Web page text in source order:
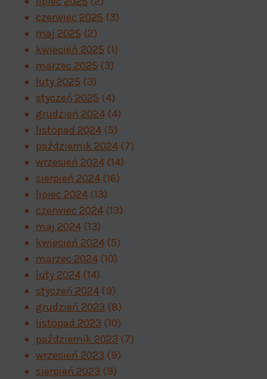
czerwiec 2025 (3)
maj 2025 (2)
kwiecień 2025 (1)
marzec 2025 (3)
luty 2025 (3)
styczeń 2025 (4)
grudzień 2024 (4)
listopad 2024 (5)
październik 2024 (7)
wrzesień 2024 (14)
sierpień 2024 (16)
lipiec 2024 (13)
czerwiec 2024 (13)
maj 2024 (13)
kwiecień 2024 (5)
marzec 2024 (10)
luty 2024 (14)
styczeń 2024 (9)
grudzień 2023 (8)
listopad 2023 (10)
październik 2023 (7)
wrzesień 2023 (9)
sierpień 2023 (9)